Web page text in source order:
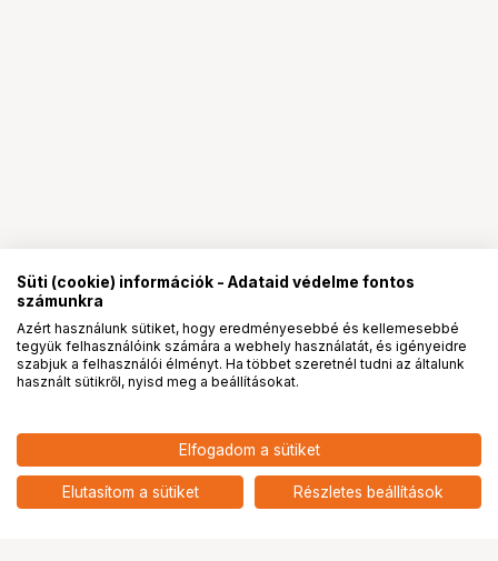
Insta360 GO 3 / GO 3S gyors klip
add
PROpartnerségek
Süti (cookie) információk - Adataid védelme fontos
számunkra
Azért használunk sütiket, hogy eredményesebbé és kellemesebbé
tegyük felhasználóink számára a webhely használatát, és igényeidre
szabjuk a felhasználói élményt. Ha többet szeretnél tudni az általunk
használt sütikről, nyisd meg a beállításokat.
Elfogadom a sütiket
Elutasítom a sütiket Részletes beállítások